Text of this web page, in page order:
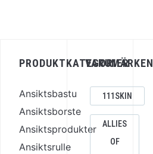
PRODUKTKATEGORIER
Ansiktsbastu
Ansiktsborste
Ansiktsprodukter
Ansiktsrulle
VARUMÄRKEN
111SKIN
ALLIES
OF